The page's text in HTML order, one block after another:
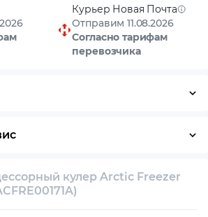
Курьер Новая Почта
Отправим 11.08.2026
Согласно тарифам
перевозчика
центр
кулер Arctic Freezer